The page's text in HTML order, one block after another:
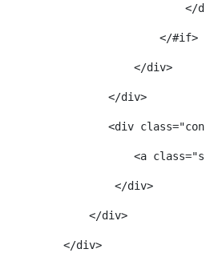
</
</#if>
</div>
</div>
<a
</div>
</div>
</div>